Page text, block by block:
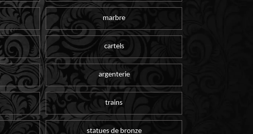
marbre
cartels
argenterie
trains
statues de bronze